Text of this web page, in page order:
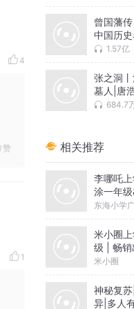
4
赞
1
曾国藩传
中国历
国藩一生
1.57亿
张之洞
墓人|唐
声熊猫播
684.7
相关推荐
李哪吒
涂一年
级
东海小学
米小圈
级 | 畅销
米小圈
神秘复
异|多人